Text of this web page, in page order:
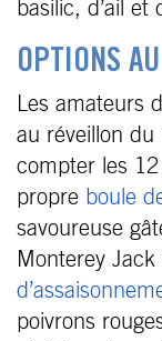
basilic, d’ail et
OPTIONS
Les amateurs
au réveillon du
compter les
propre boule
savoureuse
Monterey
poivrons